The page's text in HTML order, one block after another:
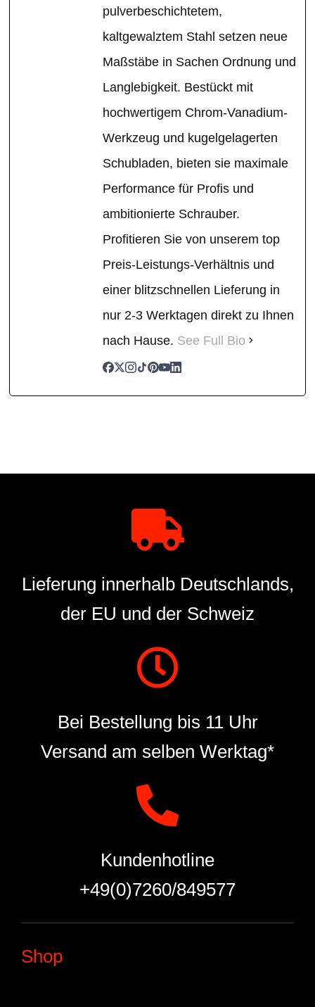
pulverbeschichtetem,
kaltgewalztem Stahl setzen neue
Maßstäbe in Sachen Ordnung und
Langlebigkeit. Bestückt mit
hochwertigem Chrom-Vanadium-
Werkzeug und kugelgelagerten
Schubladen, bieten sie maximale
Performance für Profis und
ambitionierte Schrauber.
Profitieren Sie von unserem top
Preis-Leistungs-Verhältnis und
einer blitzschnellen Lieferung in
nur 2-3 Werktagen direkt zu Ihnen
nach Hause. See Full Bio
Lieferung innerhalb Deutschlands,
der EU und der Schweiz
Bei Bestellung bis 11 Uhr
Versand am selben Werktag*
Kundenhotline
+49(0)7260/849577
Shop